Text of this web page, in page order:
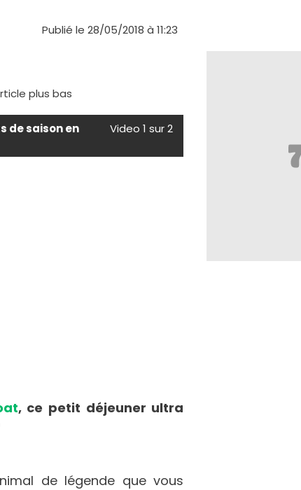
Publié le 28/05/2018 à 11:23
plus bas
de saison en
Video 1 sur 2
, ce petit déjeuner ultra
de légende que vous